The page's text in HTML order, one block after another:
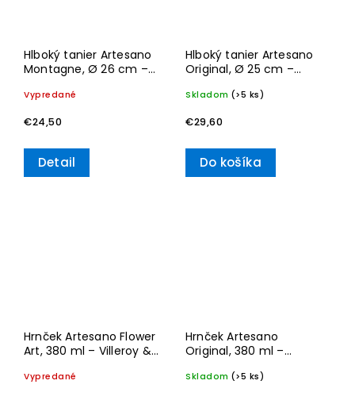
Hlboký tanier Artesano
Montagne, Ø 26 cm –
Vypredané
€24,50
Detail
Hlboký tanier Artesano
Original, Ø 25 cm –
Skladom (>5 ks)
€29,60
Do košíka
Hrnček Artesano Flower
Art, 380 ml – Villeroy &
Vypredané
Hrnček Artesano
Original, 380 ml –
Skladom (>5 ks)